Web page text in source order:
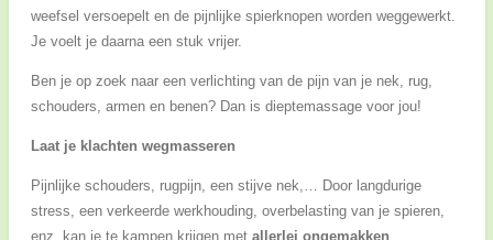
weefsel versoepelt en de pijnlijke spierknopen worden weggewerkt.
Je voelt je daarna een stuk vrijer.
Ben je op zoek naar een verlichting van de pijn van je nek, rug,
schouders, armen en benen? Dan is dieptemassage voor jou!
Laat je klachten wegmasseren
Pijnlijke schouders, rugpijn, een stijve nek,… Door langdurige
stress, een verkeerde werkhouding, overbelasting van je spieren,
enz. kan je te kampen krijgen met allerlei ongemakken.